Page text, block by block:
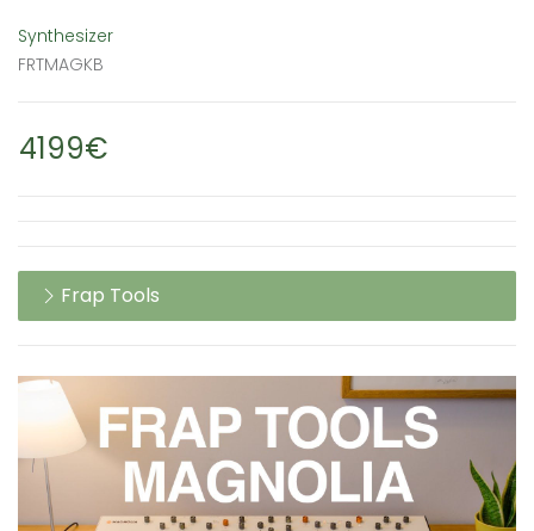
Synthesizer
FRTMAGKB
4199€
Frap Tools